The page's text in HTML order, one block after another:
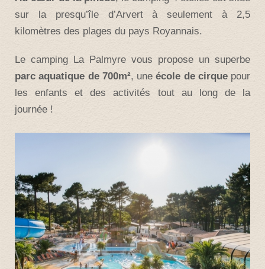
sur la presqu’île d’Arvert à seulement à 2,5
kilomètres des plages du pays Royannais.
Le camping La Palmyre vous propose un superbe
parc aquatique de 700m², uneécole de cirquepour
les enfants et des activités tout au long de la
journée !